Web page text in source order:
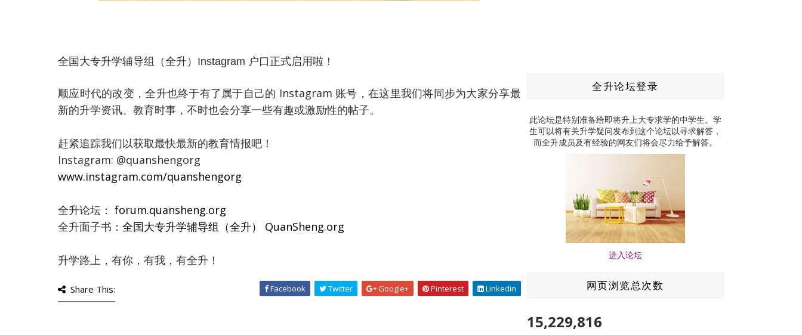
全国大专升学辅导组（全升）Instagram 户口正式启用啦！
顺应时代的改变，全升也终于有了属于自己的 Instagram 账号，在这里我们将同步为大家分享最
新的升学资讯、教育时事，不时也会分享一些有趣或激励性的帖子。
赶紧追踪我们以获取最快最新的教育情报吧！
Instagram: @quanshengorg
www.instagram.com/quanshengorg
全升论坛： forum.quansheng.org
全升面子书： 全国大专升学辅导组（全升） QuanSheng.org
升学路上，有你，有我，有全升！
Share This: Facebook Twitter Google+ Pinterest Linkedin
全升论坛登录
此论坛是特别准备给即将升上大专求学的中学生。学
生可以将有关升学疑问发布到这个论坛以寻求解答，
而全升成员及有经验的网友们将会尽力给予解答。
进入论坛
网页浏览总次数
15,229,816